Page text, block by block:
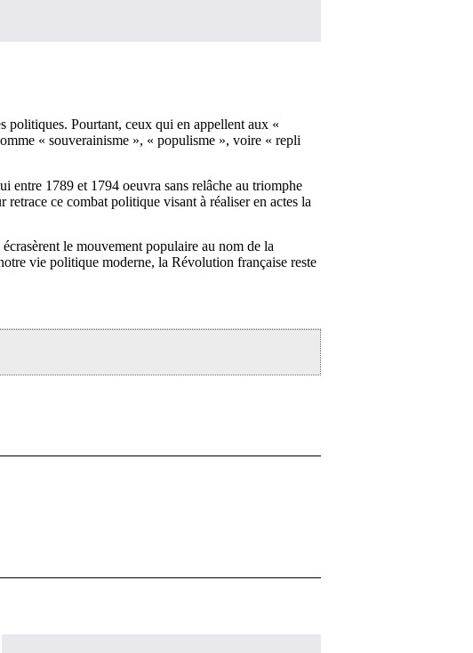
politiques. Pourtant, ceux qui en appellent aux «
« souverainisme », « populisme », voire « repli
entre 1789 et 1794 oeuvra sans relâche au triomphe
ce combat politique visant à réaliser en actes la
le mouvement populaire au nom de la
vie politique moderne, la Révolution française reste